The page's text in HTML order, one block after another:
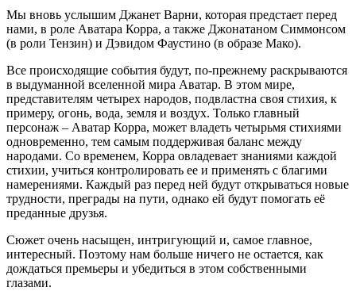
Мы вновь услышим Джанет Варни, которая предстает перед
нами, в роле Аватара Корра, а также Джонатаном Симмонсом
(в роли Тензин) и Дэвидом Фаустино (в образе Мако).
Все происходящие события будут, по-прежнему раскрываются
в выдуманной вселенной мира Аватар. В этом мире,
представителям четырех народов, подвластна своя стихия, к
примеру, огонь, вода, земля и воздух. Только главный
персонаж – Аватар Корра, может владеть четырьмя стихиями
одновременно, тем самым поддерживая баланс между
народами. Со временем, Корра овладевает знаниями каждой
стихии, учиться контролировать ее и применять с благими
намерениями. Каждый раз перед ней будут открываться новые
трудности, преграды на пути, однако ей будут помогать её
преданные друзья.
Сюжет очень насыщен, интригующий и, самое главное,
интересный. Поэтому нам больше ничего не остается, как
дождаться премьеры и убедиться в этом собственными
глазами.